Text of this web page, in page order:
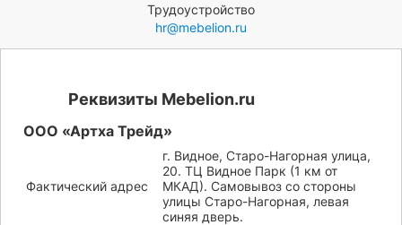
Трудоустройство
hr@mebelion.ru
Реквизиты Mebelion.ru
ООО «Артха Трейд»
Фактический адрес
г. Видное, Старо-Нагорная улица,
20. ТЦ Видное Парк (1 км от
МКАД). Самовывоз со стороны
улицы Старо-Нагорная, левая
синяя дверь.